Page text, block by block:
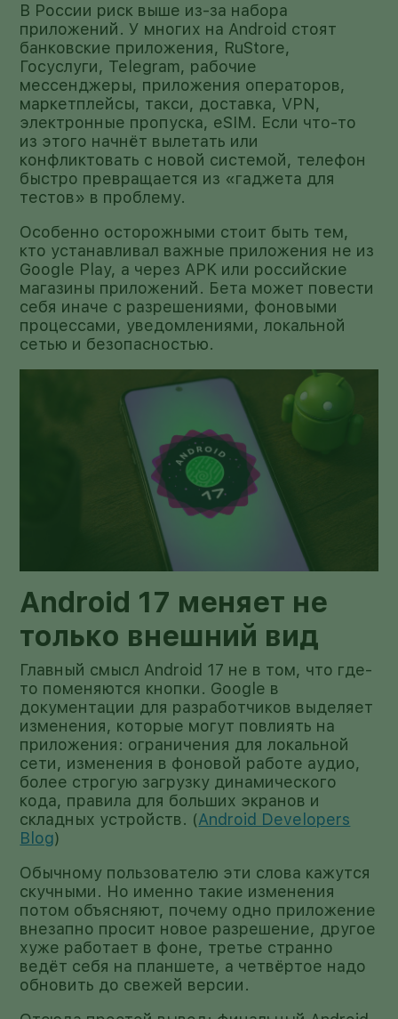
В России риск выше из-за набора
приложений. У многих на Android стоят
банковские приложения, RuStore,
Госуслуги, Telegram, рабочие
мессенджеры, приложения операторов,
маркетплейсы, такси, доставка, VPN,
электронные пропуска, eSIM. Если что-то
из этого начнёт вылетать или
конфликтовать с новой системой, телефон
быстро превращается из «гаджета для
тестов» в проблему.
Особенно осторожными стоит быть тем,
кто устанавливал важные приложения не из
Google Play, а через APK или российские
магазины приложений. Бета может повести
себя иначе с разрешениями, фоновыми
процессами, уведомлениями, локальной
сетью и безопасностью.
Android 17 меняет не
только внешний вид
Главный смысл Android 17 не в том, что где-
то поменяются кнопки. Google в
документации для разработчиков выделяет
изменения, которые могут повлиять на
приложения: ограничения для локальной
сети, изменения в фоновой работе аудио,
более строгую загрузку динамического
кода, правила для больших экранов и
складных устройств. (Android Developers
Blog)
Обычному пользователю эти слова кажутся
скучными. Но именно такие изменения
потом объясняют, почему одно приложение
внезапно просит новое разрешение, другое
хуже работает в фоне, третье странно
ведёт себя на планшете, а четвёртое надо
обновить до свежей версии.